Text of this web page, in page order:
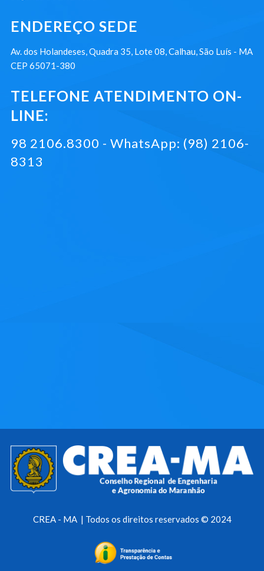
ENDEREÇO SEDE
Av. dos Holandeses, Quadra 35, Lote 08, Calhau, São Luís - MA
CEP 65071-380
TELEFONE ATENDIMENTO ON-
LINE:
98 2106.8300 - WhatsApp: (98) 2106-
8313
CREA - MA | Todos os direitos reservados © 2024